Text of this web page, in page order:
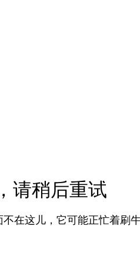
请稍后重试
在这儿，它可能正忙着刷